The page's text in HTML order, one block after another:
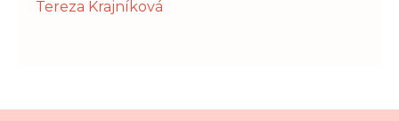
Tereza Krajníková